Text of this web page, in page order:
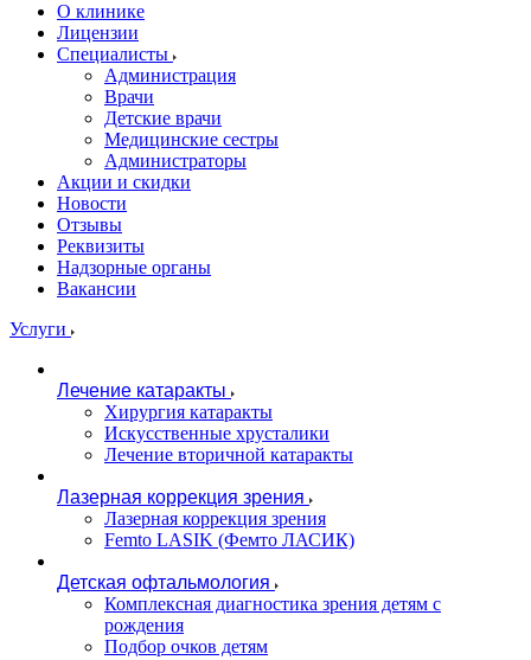
О клинике
Лицензии
Специалисты
Администрация
Врачи
Детские врачи
Медицинские сестры
Администраторы
Акции и скидки
Новости
Отзывы
Реквизиты
Надзорные органы
Вакансии
Услуги
Лечение катаракты
Хирургия катаракты
Искусственные хрусталики
Лечение вторичной катаракты
Лазерная коррекция зрения
Лазерная коррекция зрения
Femto LASIK (Фемто ЛАСИК)
Детская офтальмология
Комплексная диагностика зрения детям c
рождения
Подбор очков детям